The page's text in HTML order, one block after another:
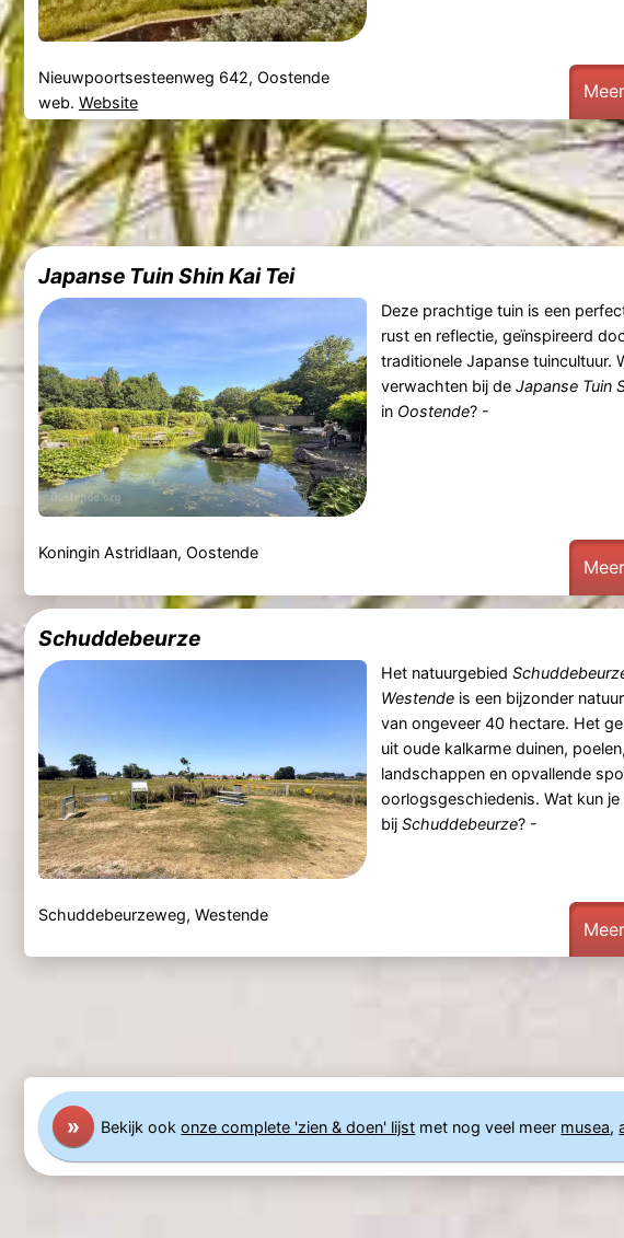
Nieuwpoortsesteenweg 642, Oostende
web. Website
Japanse Tuin Shin Kai Tei
Deze prachtige tuin is een
rust en reflectie, geïnspireerd
traditionele Japanse tuincultuur.
verwachten bij de Japanse Tuin
in Oostende? -
Koningin Astridlaan, Oostende
Schuddebeurze
Het natuurgebied
Westendeis een bijzonder
van ongeveer 40 hectare. Het
uit oude kalkarme duinen,
landschappen en opvallende
oorlogsgeschiedenis. Wat kun
bij Schuddebeurze? -
Schuddebeurzeweg, Westende
» Bekijk ookonze complete 'zien & doen' lijst met nog veel meer musea,